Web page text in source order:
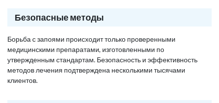
Безопасные методы
Борьба с запоями происходит только проверенными
медицинскими препаратами, изготовленными по
утвержденным стандартам. Безопасность и эффективность
методов лечения подтверждена несколькими тысячами
клиентов.